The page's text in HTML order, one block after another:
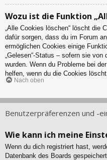
Wozu ist die Funktion
„Alle Cookies löschen“ löscht die
dafür sorgen, dass du im Forum
ermöglichen Cookies einige
„Gelesen“-Status – sofern sie
wurden. Wenn du Probleme bei
helfen, wenn du die Cookies löscht.
Nach oben
Benutzerpräferenzen und -
Wie kann ich meine
Wenn du dich registriert hast,
Datenbank des Boards